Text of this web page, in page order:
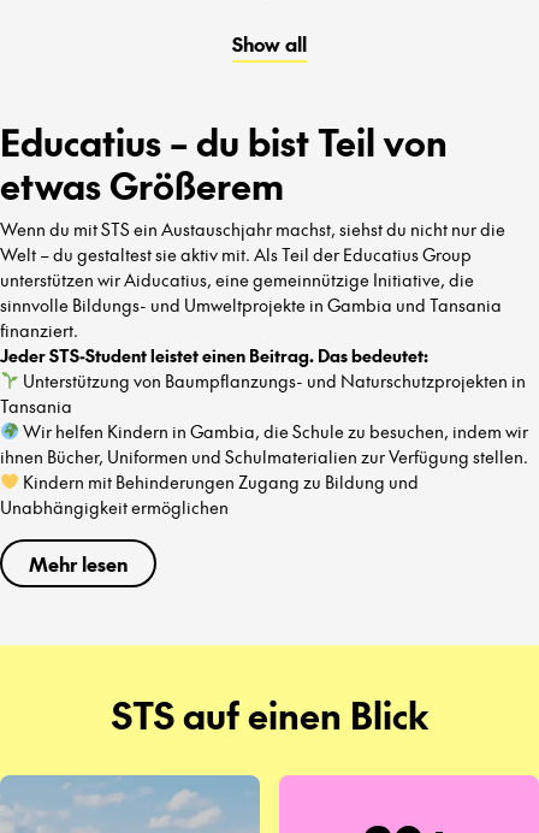
Show all
Educatius – du bist Teil von
etwas Größerem
Wenn du mit STS ein Austauschjahr machst, siehst du nicht nur die
Welt – du gestaltest sie aktiv mit. Als Teil der Educatius Group
unterstützen wir Aiducatius, eine gemeinnützige Initiative, die
sinnvolle Bildungs- und Umweltprojekte in Gambia und Tansania
finanziert.
Jeder STS-Student leistet einen Beitrag. Das bedeutet:
Unterstützung von Baumpflanzungs- und Naturschutzprojekten in
Tansania
Wir helfen Kindern in Gambia, die Schule zu besuchen, indem wir
ihnen Bücher, Uniformen und Schulmaterialien zur Verfügung stellen.
Kindern mit Behinderungen Zugang zu Bildung und
Unabhängigkeit ermöglichen
Mehr lesen
STS auf einen Blick